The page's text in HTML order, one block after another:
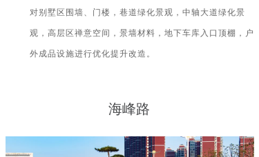
对别墅区围墙、门楼，巷道绿化景观，中轴大道绿化景
观，高层区禅意空间，景墙材料，地下车库入口顶棚，户
外成品设施进行优化提升改造。
海峰路